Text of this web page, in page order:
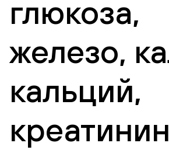
глюкоза,
железо,
кальций,